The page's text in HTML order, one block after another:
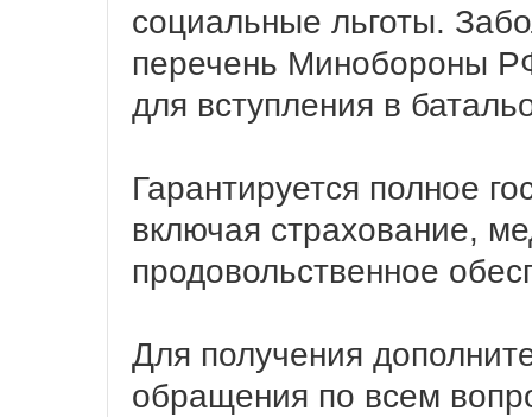
социальные льготы.
перечень Минобороны
для вступления в
Гарантируется полное
включая страхование,
продовольственное
Для получения
обращения по всем